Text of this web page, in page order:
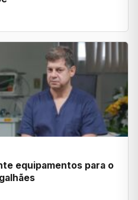
equipamentos para o